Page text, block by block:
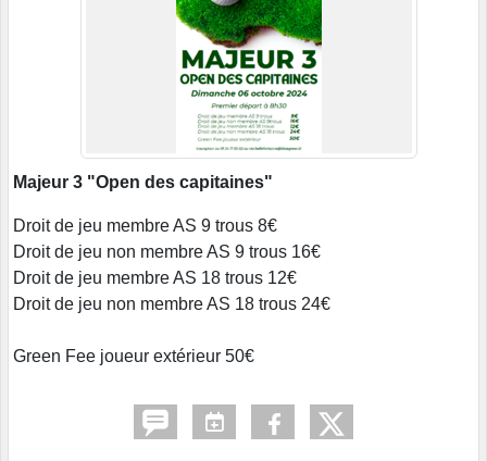
Majeur 3 "Open des capitaines"
Droit de jeu membre AS 9 trous 8€
Droit de jeu non membre AS 9 trous 16€
Droit de jeu membre AS 18 trous 12€
Droit de jeu non membre AS 18 trous 24€
Green Fee joueur extérieur 50€